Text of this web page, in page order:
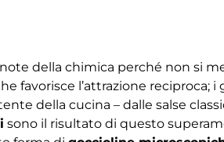
della chimica perché non si
favorisce l’attrazione reciproca; i
della cucina – dalle salse
sono il risultato di questo